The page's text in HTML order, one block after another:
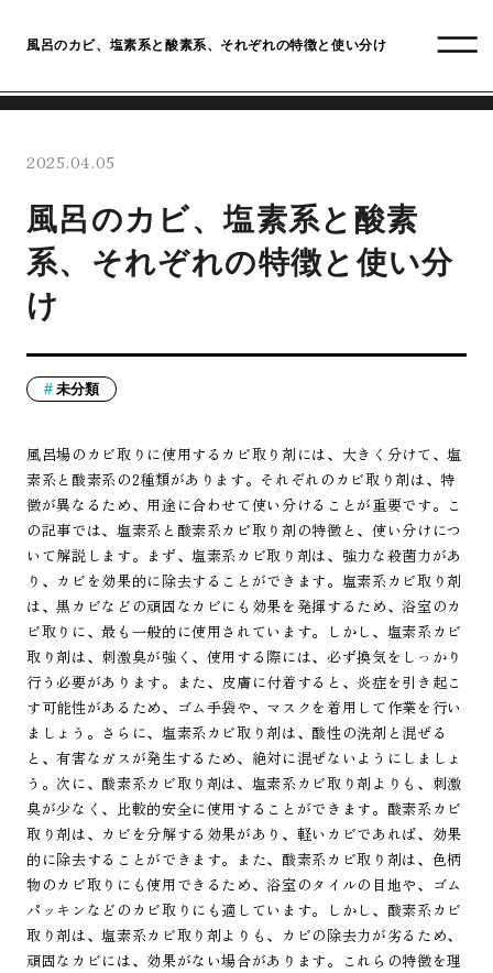
風呂のカビ、塩素系と酸素系、それぞれの特徴と使い分け
2025.04.05
風呂のカビ、塩素系と酸素
系、それぞれの特徴と使い分
け
未分類
風呂場のカビ取りに使用するカビ取り剤には、大きく分けて、塩
素系と酸素系の2種類があります。それぞれのカビ取り剤は、特
徴が異なるため、用途に合わせて使い分けることが重要です。こ
の記事では、塩素系と酸素系カビ取り剤の特徴と、使い分けにつ
いて解説します。まず、塩素系カビ取り剤は、強力な殺菌力があ
り、カビを効果的に除去することができます。塩素系カビ取り剤
は、黒カビなどの頑固なカビにも効果を発揮するため、浴室のカ
ビ取りに、最も一般的に使用されています。しかし、塩素系カビ
取り剤は、刺激臭が強く、使用する際には、必ず換気をしっかり
行う必要があります。また、皮膚に付着すると、炎症を引き起こ
す可能性があるため、ゴム手袋や、マスクを着用して作業を行い
ましょう。さらに、塩素系カビ取り剤は、酸性の洗剤と混ぜる
と、有害なガスが発生するため、絶対に混ぜないようにしましょ
う。次に、酸素系カビ取り剤は、塩素系カビ取り剤よりも、刺激
臭が少なく、比較的安全に使用することができます。酸素系カビ
取り剤は、カビを分解する効果があり、軽いカビであれば、効果
的に除去することができます。また、酸素系カビ取り剤は、色柄
物のカビ取りにも使用できるため、浴室のタイルの目地や、ゴム
パッキンなどのカビ取りにも適しています。しかし、酸素系カビ
取り剤は、塩素系カビ取り剤よりも、カビの除去力が劣るため、
頑固なカビには、効果がない場合があります。これらの特徴を理